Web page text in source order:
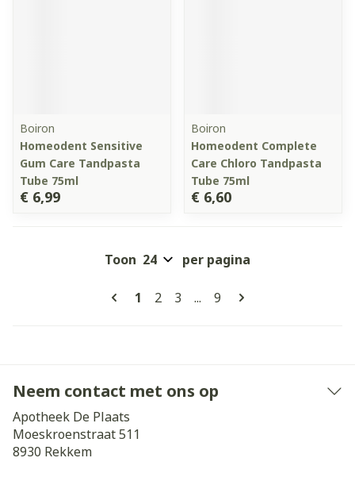
Boiron
Homeodent Sensitive
Gum Care Tandpasta
Tube 75ml
€ 6,99
Boiron
Homeodent Complete
Care Chloro Tandpasta
Tube 75ml
€ 6,60
Pagina's
U lees momenteel pagina
1 Pagina
2 Pagina
3 ... Pagina
9
Toon per pagina
Neem contact met ons op
Apotheek De Plaats
Moeskroenstraat 511
8930 Rekkem